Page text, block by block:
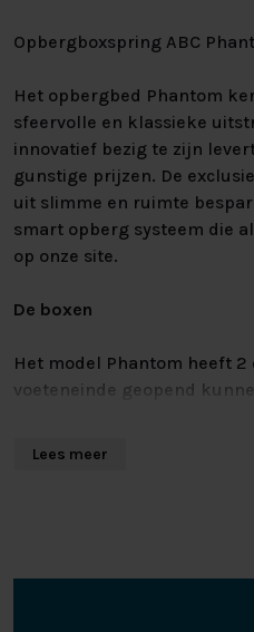
Opbergboxspring ABC
Het opbergbed Phantom
sfeervolle en klassieke
innovatief bezig te zijn
gunstige prijzen. De
uit slimme en ruimte
smart opberg systeem die
op onze site.
De boxen
Het model Phantom heeft
voeteneinde geopend
hulp bieden bij het openen
Lees meer